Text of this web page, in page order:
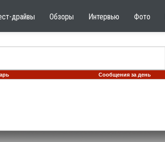
драйвы Обзоры Интервью Фото
Сообщения за день